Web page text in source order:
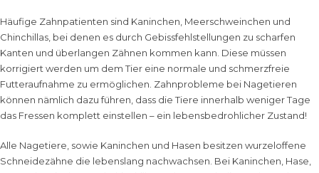
Häufige Zahnpatienten sind Kaninchen, Meerschweinchen und
Chinchillas, bei denen es durch Gebissfehlstellungen zu scharfen
Kanten und überlangen Zähnen kommen kann. Diese müssen
korrigiert werden um dem Tier eine normale und schmerzfreie
Futteraufnahme zu ermöglichen. Zahnprobleme bei Nagetieren
können nämlich dazu führen, dass die Tiere innerhalb weniger Tage
das Fressen komplett einstellen – ein lebensbedrohlicher Zustand!
Alle Nagetiere, sowie Kaninchen und Hasen besitzen wurzeloffene
Schneidezähne die lebenslang nachwachsen. Bei Kaninchen, Hase,